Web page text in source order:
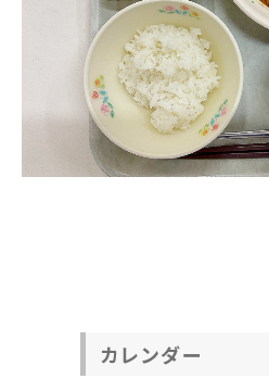
カレンダー